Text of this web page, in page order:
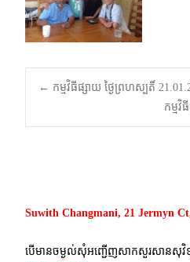
Post
← កម្មវិធីផ្សាយ ថ្ងៃព្រហស្បតិ៍
កម្មវិ
Suwith Changmani, 21 Jermyn
បើមានចម្ងល់​សុំអញ្ជើញសាកសួរសានសុវិ